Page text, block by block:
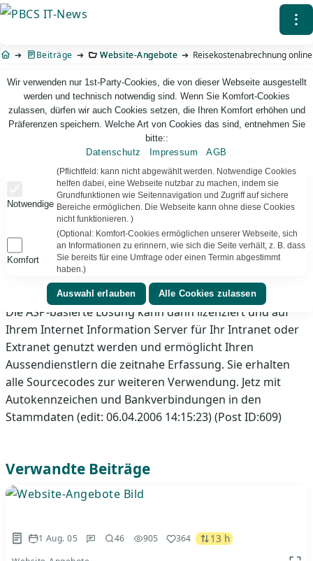
Direkt
Inhalt
⁝
Beiträge Website-Angebote Reisekostenabrechnung online
PBCS IT-News – IT. Web. Einfach. Webdesign, Analyse & Beratung
Reisekostenabrechnung online
Reisekostenabrechnung online. Erfassen Sie noch immer
alles manuell? Hier ist die Datenbankbasierte Lösung mit
Online-Zugriff und Admin-Oberfläche. Daten können
direkt übernommen werden, Ausgabe in Excel möglich.
Registrieren Sie sich kostenlos und testen die Lösung.
Die ASP-basierte Lösung kann dann lizenziert und auf
Ihrem Internet Information Server für Ihr Intranet oder
Extranet genutzt werden und ermöglicht Ihren
Aussendienstlern die zeitnahe Erfassung. Sie erhalten
alle Sourcecodes zur weiteren Verwendung. Jetz mit
Autokennzeichen und Bankverbindungen in den
Stammdaten (edit: 06.04.2006 14:15:23) (Post ID:609)
Verwandte Beiträge
1 Aug. 05 46 905 364 13 h
Wir verwenden nur 1st-Party-Cookies, die von dieser Webseite ausgestellt
werden und technisch notwendig sind. Wenn Sie Komfort-Cookies
zulassen, dürfen wir auch Cookies setzen, die Ihren Komfort erhöhen und
Präferenzen speichern. Welche Art von Cookies das sind, entnehmen Sie
bitte::
Datenschutz
Impressum AGB
Notwendige
(Pflichtfeld: kann nicht abgewählt werden. Notwendige Cookies
helfen dabei, eine Webseite nutzbar zu machen, indem sie
Grundfunktionen wie Seitennavigation und Zugriff auf sichere
Bereiche ermöglichen. Die Webseite kann ohne diese Cookies
nicht funktionieren. )
Komfort
(Optional: Komfort-Cookies ermöglichen unserer Webseite, sich
an Informationen zu erinnern, wie sich die Seite verhält, z. B. dass
Sie bereits für eine Umfrage oder einen Termin abgestimmt
haben.)